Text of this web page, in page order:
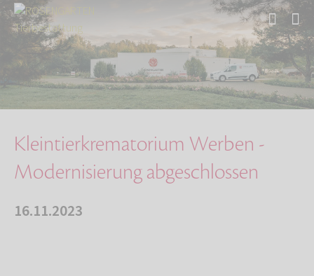
Über uns
Aktuelles
Kleintierkrematorium Werben - Modernisierung …
Kleintierkrematorium Werben -
Modernisierung abgeschlossen
16.11.2023